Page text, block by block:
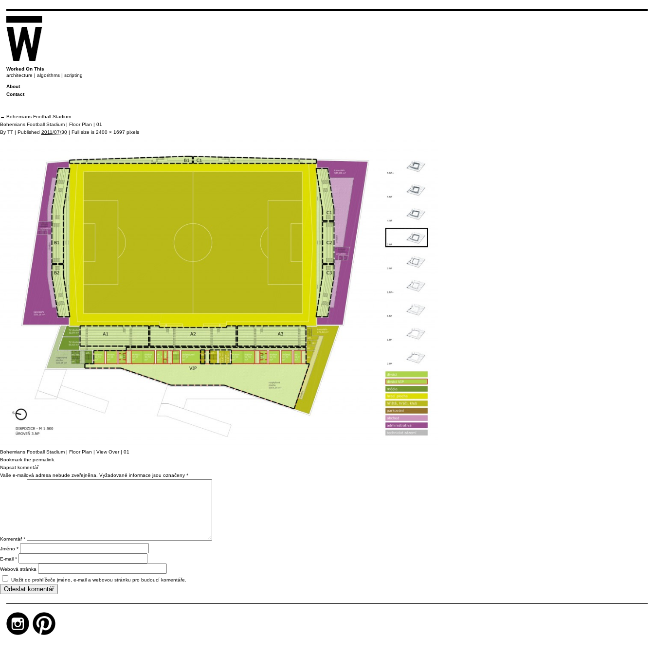
Worked On This
architecture | algorithms | scripting
About
Contact
← Bohemians Football Stadium
Bohemians Football Stadium | Floor Plan | 01
By TT | Published 2011/07/30 | Full size is 2400 × 1697 pixels
Bohemians Football Stadium | Floor Plan | View Over | 01
Bookmark the permalink
Napsat komentář
Vaše e-mailová adresa nebude zveřejněna.
Vyžadované informace jsou označeny *
Komentář*
Jméno *
E-mail *
Webová stránka
Uložit do prohlížeče jméno, e-mail a webovou stránku pro budoucí komentáře.